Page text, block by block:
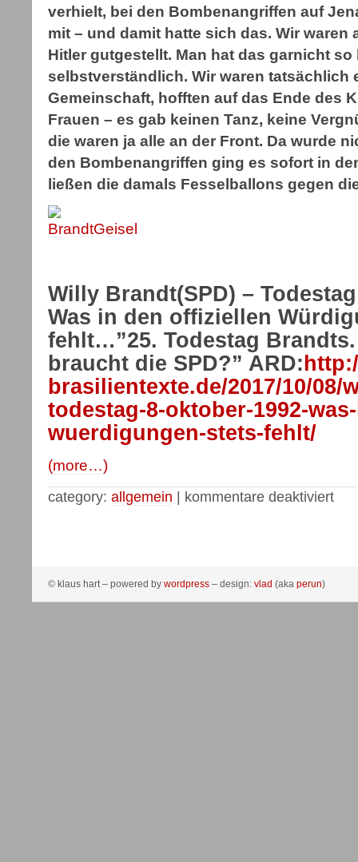
verhielt, bei den Bombenangriffen auf
mit – und damit hatte sich das. Wir waren
Hitler gutgestellt. Man hat das garnicht
selbstverständlich. Wir waren tatsächlich
Gemeinschaft, hofften auf das Ende des
Frauen – es gab keinen Tanz, keine
die waren ja alle an der Front. Da wurde
den Bombenangriffen ging es sofort in
ließen die damals Fesselballons gegen
Willy Brandt(SPD) –
Was in den offiziellen
fehlt…”25. Todestag
braucht die SPD?” ARD:
brasilientexte.de/2017/10/
todestag-8-oktober-1992-
wuerdigungen-stets-fehlt/
(more…)
category: allgemein | kommentare deaktiviert
© klaus hart – powered by wordpress – design: vlad (aka perun)